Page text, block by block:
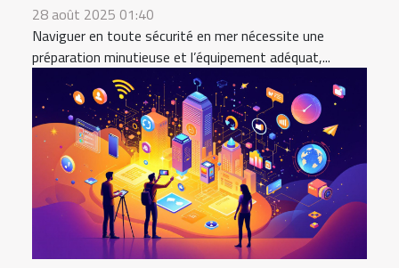
28 août 2025 01:40
Naviguer en toute sécurité en mer nécessite une
préparation minutieuse et l’équipement adéquat,...